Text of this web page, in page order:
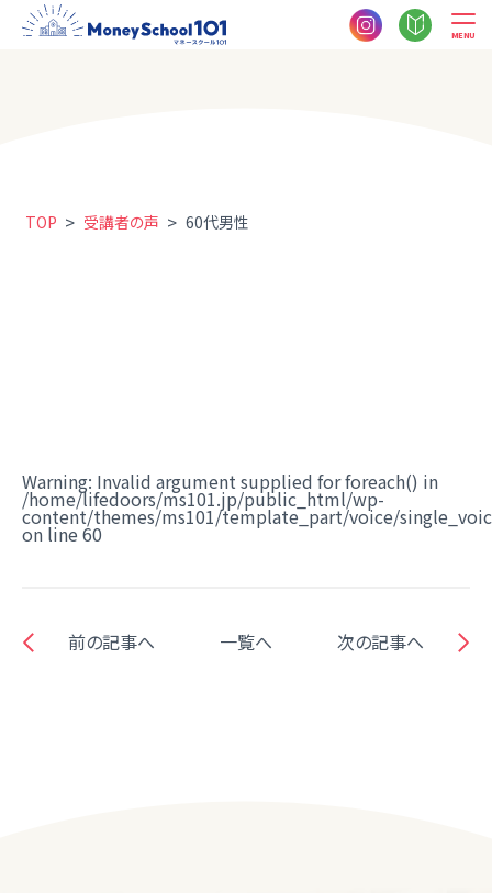
MENU
TOP > 受講者の声 > 60代男性
Warning: Invalid argument supplied for foreach() in
/home/lifedoors/ms101.jp/public_html/wp-
content/themes/ms101/template_part/voice/
on line 60
前の記事へ 一覧へ 次の記事へ